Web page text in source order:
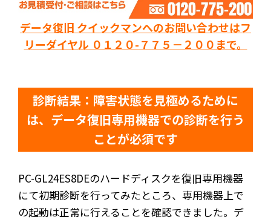
データ復旧 クイックマンへのお問い合わせはフ
リーダイヤル ０１２０-７７５－２００まで。
診断結果：障害状態を見極めるために
は、データ復旧専用機器での診断を行う
ことが必須です
PC-GL24ES8DEのハードディスクを復旧専用機器
にて初期診断を行ってみたところ、専用機器上で
の起動は正常に行えることを確認できました。デ